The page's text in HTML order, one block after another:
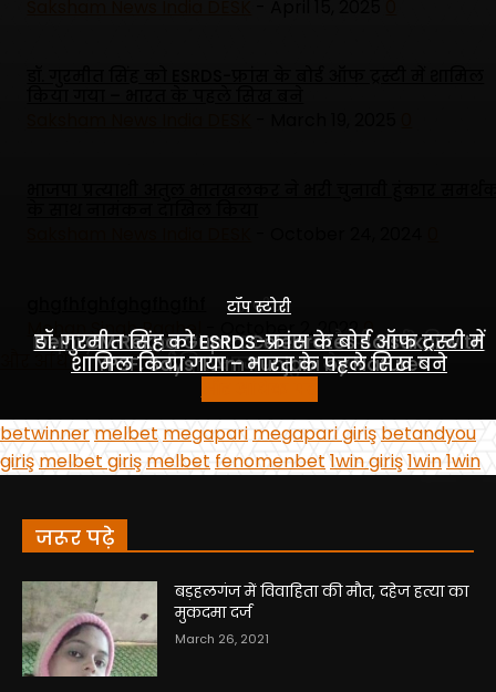
जरूर पढ़े
बड़हलगंज में विवाहिता की मौत, दहेज हत्या का
मुकदमा दर्ज
March 26, 2021